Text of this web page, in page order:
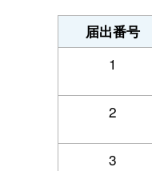
届出番号
1
2
3